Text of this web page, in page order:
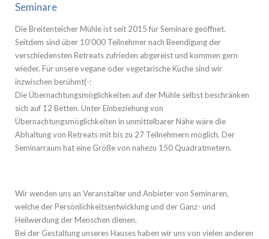
Seminare
Die Breitenteicher Mühle ist seit 2015 für Seminare geöffnet.
Seitdem sind über 10’000 Teilnehmer nach Beendigung der
verschiedensten Retreats zufrieden abgereist und kommen gern
wieder. Für unsere vegane oder vegetarische Küche sind wir
inzwischen berühmt(-:
Die Übernachtungsmöglichkeiten auf der Mühle selbst beschränken
sich auf 12 Betten. Unter Einbeziehung von
Übernachtungsmöglichkeiten in unmittelbarer Nähe wäre die
Abhaltung von Retreats mit bis zu 27 Teilnehmern möglich. Der
Seminarraum hat eine Größe von nahezu 150 Quadratmetern.
Wir wenden uns an Veranstalter und Anbieter von Seminaren,
welche der Persönlichkeitsentwicklung und der Ganz- und
Heilwerdung der Menschen dienen.
Bei der Gestaltung unseres Hauses haben wir uns von vielen anderen